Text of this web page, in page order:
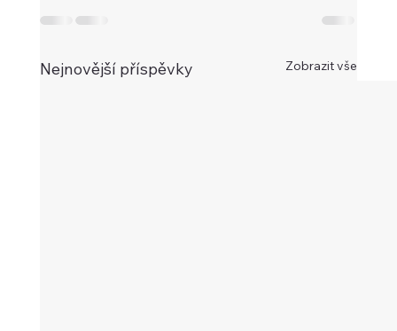
Nejnovější příspěvky Zobrazit vše